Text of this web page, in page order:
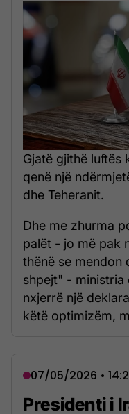
Gjatë gjithë luftës
qenë një
dhe Teheranit.
Dhe me zhurma
palët - jo më pak
thënë se mendon
shpejt" - ministria
nxjerrë një
këtë optimizëm,
07/05/2026 •
Presidenti i